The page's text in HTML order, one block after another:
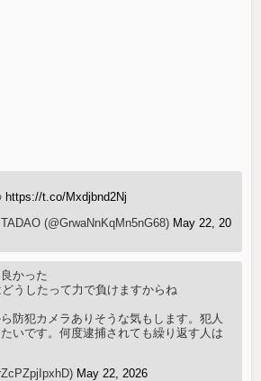
https://t.co/Mxdjbnd2Nj
(@GrwaNnKqMn5nG68) May 22, 20
かった
うしたって力で負けますからね
防犯カメラありそうな気もします。犯人
いです。何度逮捕されても繰り返す人は
May 22, 2026